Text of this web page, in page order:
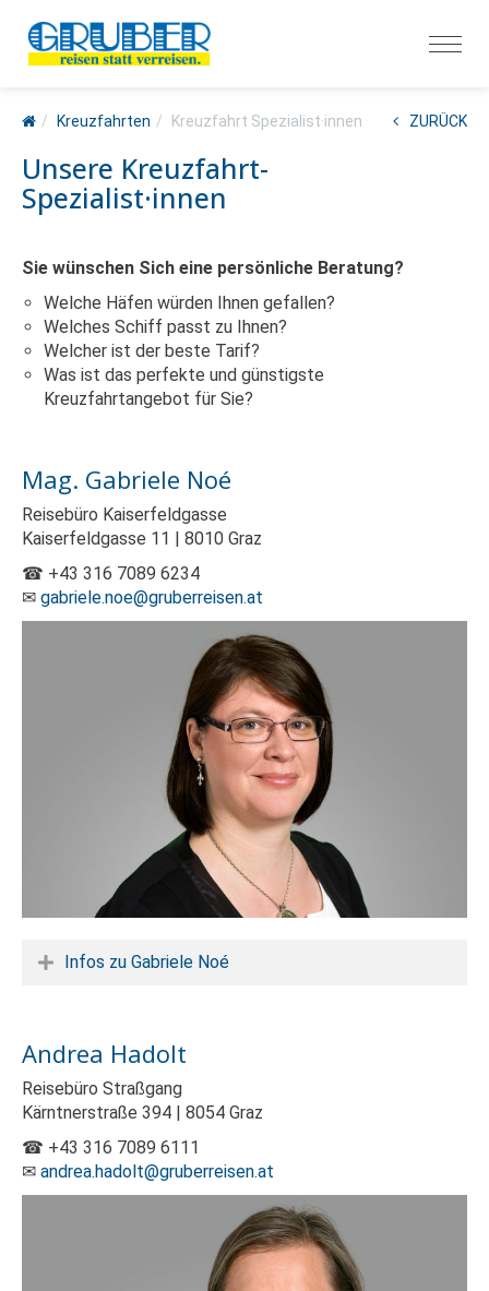
Kreuzfahrten Kreuzfahrt Spezialist·innen ZURÜCK
Unsere Kreuzfahrt-
Spezialist·innen
Sie wünschen Sich eine persönliche Beratung?
Welche Häfen würden Ihnen gefallen?
Welches Schiff passt zu Ihnen?
Welcher ist der beste Tarif?
Was ist das perfekte und günstigste
Kreuzfahrtangebot für Sie?
Mag. Gabriele Noé
Reisebüro Kaiserfeldgasse
Kaiserfeldgasse 11 | 8010 Graz
☎ +43 316 7089 6234
✉ gabriele.noe@gruberreisen.at
Infos zu Gabriele Noé
Andrea Hadolt
Reisebüro Straßgang
Kärntnerstraße 394 | 8054 Graz
☎ +43 316 7089 6111
✉ andrea.hadolt@gruberreisen.at